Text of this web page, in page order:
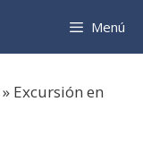
Menú
» Excursión en